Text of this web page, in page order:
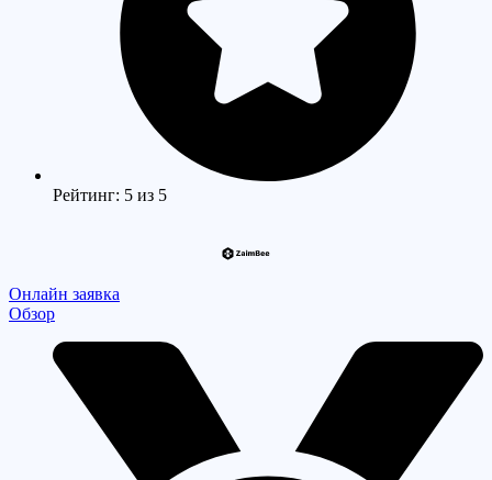
Рейтинг: 5 из 5
Онлайн заявка
Обзор